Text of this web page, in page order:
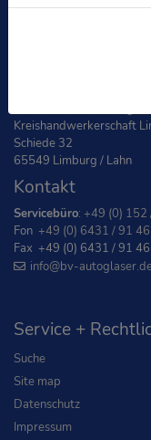
Kreishandwerkerschaft
Schiede 32
65549 Limburg / Lahn
Kontakt
Servicebüro: +49 (0) 152
Fon +49 (0) 6431 / 91
Fax +49 (0) 6431 / 91
info@bv-autoglaser
Service +
Suche
Site map
Datenschutz
Impressum